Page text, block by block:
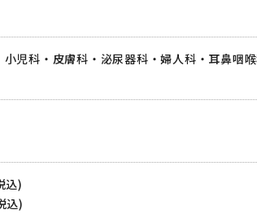
児科・皮膚科・泌尿器科・婦人科・耳鼻咽
込)
)